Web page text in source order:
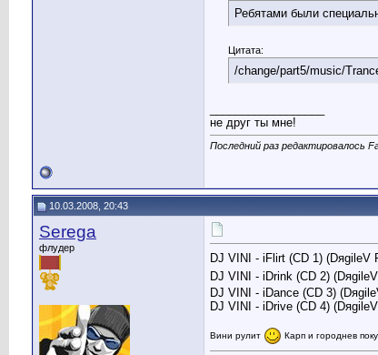
Ребятами были
Цитата:
/change/part5/music/
не друг ты мне!
Последний раз редактировалось
10.03.2008, 20:43
Serega
флудер
DJ VINI - iFlirt (CD 1)
DJ VINI - iDrink (CD 2)
DJ VINI - iDance (CD 3)
DJ VINI - iDrive (CD 4)
Вини рулит Карп и городнев